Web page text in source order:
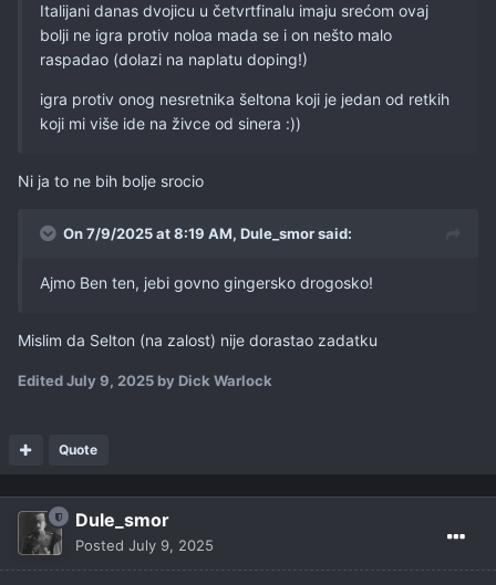
Italijani danas dvojicu u četvrtfinalu imaju srećom ovaj
bolji ne igra protiv noloa mada se i on nešto malo
raspadao (dolazi na naplatu doping!)
igra protiv onog nesretnika šeltona koji je jedan od retkih
koji mi više ide na živce od sinera :))
Ni ja to ne bih bolje srocio
On 7/9/2025 at 8:19 AM, Dule_smorsaid:
Ajmo Ben ten, jebi govno gingersko drogosko!
Mislim da Selton (na zalost) nije dorastao zadatku
EditedJuly 9, 2025 by Dick Warlock
Quote
Dule_smor
Posted July 9, 2025